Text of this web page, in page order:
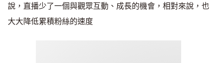
說，直播少了一個與觀眾互動、成長的機會，相對來說，也
大大降低累積粉絲的速度